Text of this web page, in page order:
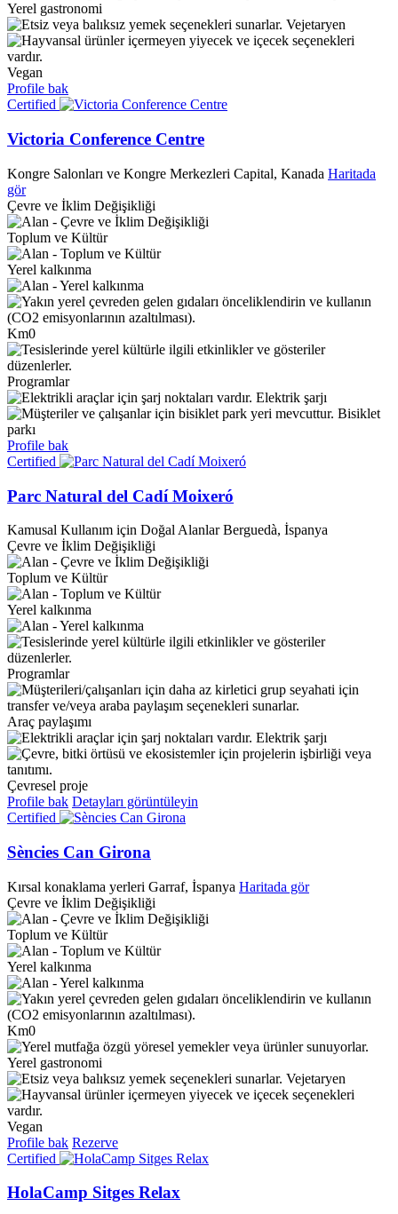
Yerel gastronomi
Vejetaryen
Vegan
Profile bak
Certified
Victoria Conference Centre
Kongre Salonları ve Kongre Merkezleri Capital, Kanada Haritada
gör
Çevre ve İklim Değişikliği
Toplum ve Kültür
Yerel kalkınma
Km0
Programlar
Elektrik şarjı
Bisiklet
parkı
Profile bak
Certified
Parc Natural del Cadí Moixeró
Kamusal Kullanım için Doğal Alanlar Berguedà, İspanya
Çevre ve İklim Değişikliği
Toplum ve Kültür
Yerel kalkınma
Programlar
Araç paylaşımı
Elektrik şarjı
Çevresel proje
Profile bak Detayları görüntüleyin
Certified
Sències Can Girona
Kırsal konaklama yerleri Garraf, İspanya Haritada gör
Çevre ve İklim Değişikliği
Toplum ve Kültür
Yerel kalkınma
Km0
Yerel gastronomi
Vejetaryen
Vegan
Profile bak Rezerve
Certified
HolaCamp Sitges Relax